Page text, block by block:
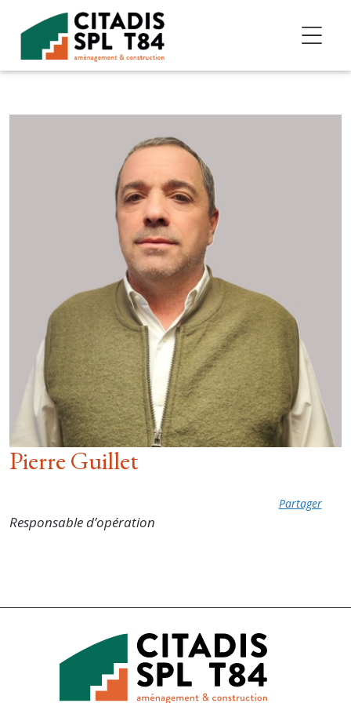
Accéder au contenu
Pierre Guillet
Partager
Responsable d’opération